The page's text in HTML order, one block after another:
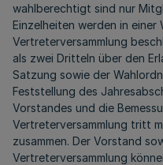
wahlberechtigt sind nur
Einzelheiten werden in
Vertreterversammlung
als zwei Dritteln über den
Satzung sowie der
Feststellung des
Vorstandes und die
Vertreterversammlung tritt
zusammen. Der Vorstand
Vertreterversammlung